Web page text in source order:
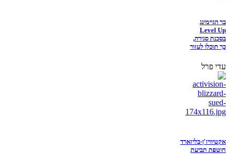
בר הגיימינג
Level Up
בסכנת סגירה,
כך תוכלו לעזור
עדי פרל
אקטיוויז'ן-בליזארד
חוטפת תביעת